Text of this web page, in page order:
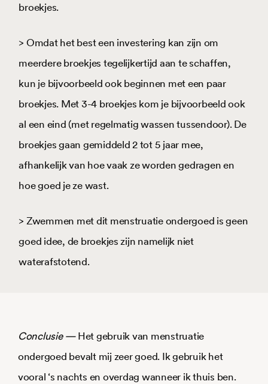
broekjes.
> Omdat het best een investering kan zijn om
meerdere broekjes tegelijkertijd aan te schaffen,
kun je bijvoorbeeld ook beginnen met een paar
broekjes. Met 3-4 broekjes kom je bijvoorbeeld ook
al een eind (met regelmatig wassen tussendoor). De
broekjes gaan gemiddeld 2 tot 5 jaar mee,
afhankelijk van hoe vaak ze worden gedragen en
hoe goed je ze wast.
> Zwemmen met dit menstruatie ondergoed is geen
goed idee, de broekjes zijn namelijk niet
waterafstotend.
Conclusie —Het gebruik van menstruatie
ondergoed bevalt mij zeer goed. Ik gebruik het
vooral ‘s nachts en overdag wanneer ik thuis ben.